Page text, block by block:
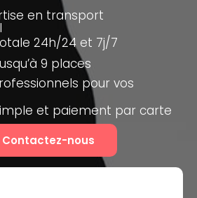
en transport
24h/24 et 7j/7
9 places
pour vos
et paiement par carte
Contactez-nous